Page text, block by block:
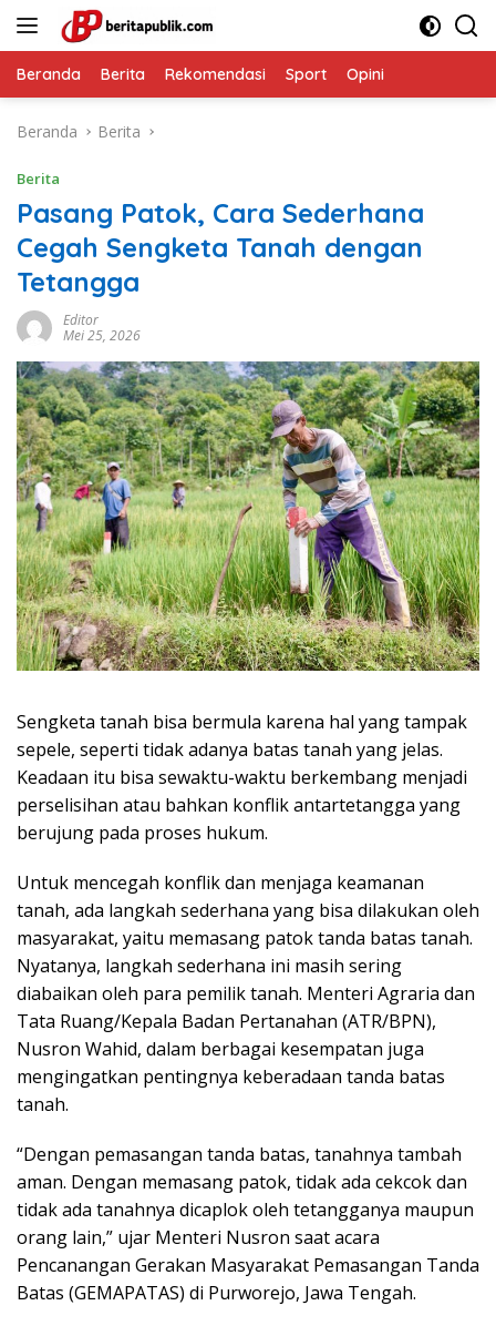
Beranda Berita Rekomendasi Sport Opini
Beranda Berita
Berita
Pasang Patok, Cara Sederhana
Cegah Sengketa Tanah dengan
Tetangga
Editor
Mei 25, 2026
​Sengketa tanah bisa bermula karena hal yang tampak
sepele, seperti tidak adanya batas tanah yang jelas.
Keadaan itu bisa sewaktu-waktu berkembang menjadi
perselisihan atau bahkan konflik antartetangga yang
berujung pada proses hukum.
Untuk mencegah konflik dan menjaga keamanan
tanah, ada langkah sederhana yang bisa dilakukan oleh
masyarakat, yaitu memasang patok tanda batas tanah.
Nyatanya, langkah sederhana ini masih sering
diabaikan oleh para pemilik tanah. Menteri Agraria dan
Tata Ruang/Kepala Badan Pertanahan (ATR/BPN),
Nusron Wahid, dalam berbagai kesempatan juga
mengingatkan pentingnya keberadaan tanda batas
tanah.
“Dengan pemasangan tanda batas, tanahnya tambah
aman. Dengan memasang patok, tidak ada cekcok dan
tidak ada tanahnya dicaplok oleh tetangganya maupun
orang lain,” ujar Menteri Nusron saat acara
Pencanangan Gerakan Masyarakat Pemasangan Tanda
Batas (GEMAPATAS) di Purworejo, Jawa Tengah.